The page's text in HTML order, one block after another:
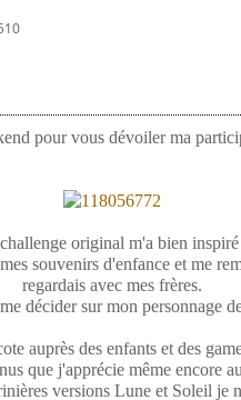
pour vous dévoiler ma
original m'a bien
souvenirs d'enfance et me
regardais avec mes frères.
décider sur mon personnage
auprès des enfants et des
que j'apprécie même encore
versions Lune et Soleil je